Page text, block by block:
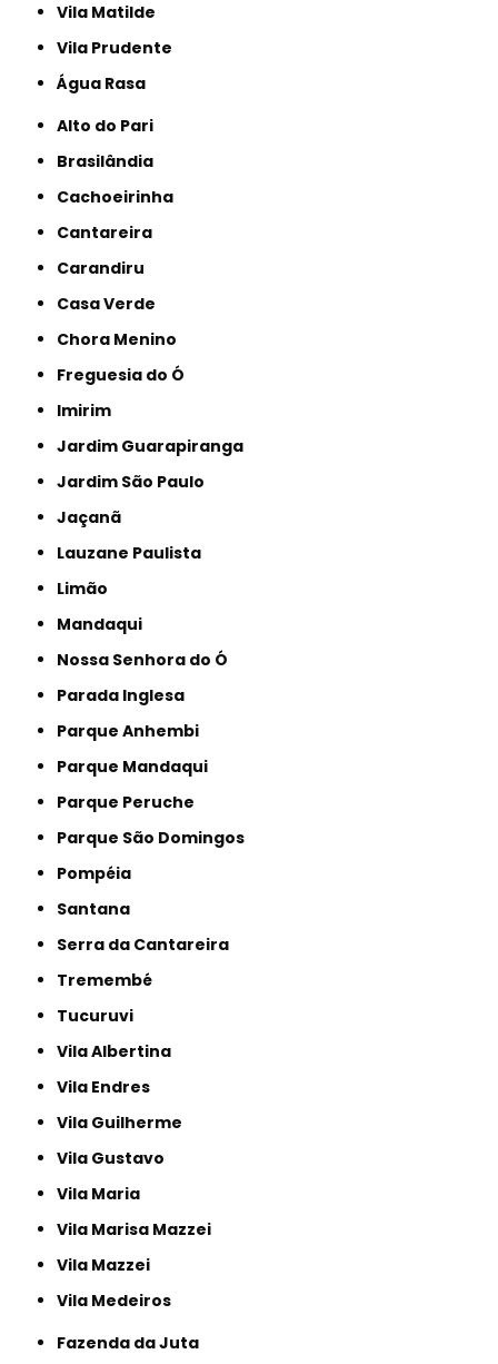
Vila Matilde
Vila Prudente
Água Rasa
Alto do Pari
Brasilândia
Cachoeirinha
Cantareira
Carandiru
Casa Verde
Chora Menino
Freguesia do Ó
Imirim
Jardim Guarapiranga
Jardim São Paulo
Jaçanã
Lauzane Paulista
Limão
Mandaqui
Nossa Senhora do Ó
Parada Inglesa
Parque Anhembi
Parque Mandaqui
Parque Peruche
Parque São Domingos
Pompéia
Santana
Serra da Cantareira
Tremembé
Tucuruvi
Vila Albertina
Vila Endres
Vila Guilherme
Vila Gustavo
Vila Maria
Vila Marisa Mazzei
Vila Mazzei
Vila Medeiros
Fazenda da Juta